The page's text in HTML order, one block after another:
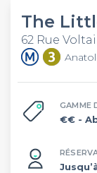
The
62 Rue
GAMME
€€ -